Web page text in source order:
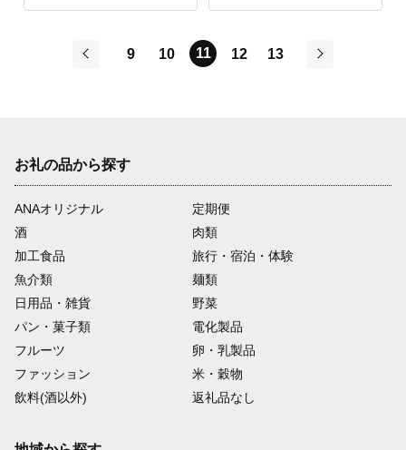
9 10 11 12
13
お礼の品から探す
ANAオリジナル
定期便
酒
肉類
加工食品
旅行・宿泊・体験
魚介類
麺類
日用品・雑貨
野菜
パン・菓子類
電化製品
フルーツ
卵・乳製品
ファッション
米・穀物
飲料(酒以外)
返礼品なし